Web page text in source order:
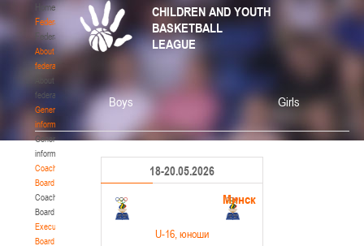
Home
Federation
Federation
About
federation
About
federation
General
information
General
information
Coaching
Board
Coaching
Board
Executive
Board
CHILDREN AND YOUTH
BASKETBALL
LEAGUE
Boys Girls
18-20.05.2026
Минск
U-16 , юноши